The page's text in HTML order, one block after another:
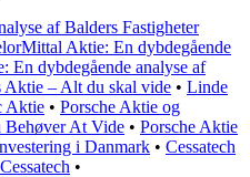
af Balders Fastigheter
Aktie: En dybdegående
En dybdegående analyse af
Aktie – Alt du skal vide • Linde
Aktie • Porsche Aktie og
Behøver At Vide • Porsche Aktie
i Danmark • Cessatech
•